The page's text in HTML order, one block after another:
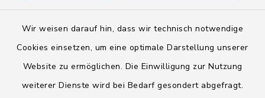
Wir weisen darauf hin, dass wir technisch notwendige
Cookies einsetzen, um eine optimale Darstellung unserer
Website zu ermöglichen. Die Einwilligung zur Nutzung
weiterer Dienste wird bei Bedarf gesondert abgefragt.